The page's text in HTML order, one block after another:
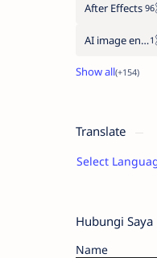
After Effects
AI image enhancement
Translate
Select
Hubungi Saya
Name